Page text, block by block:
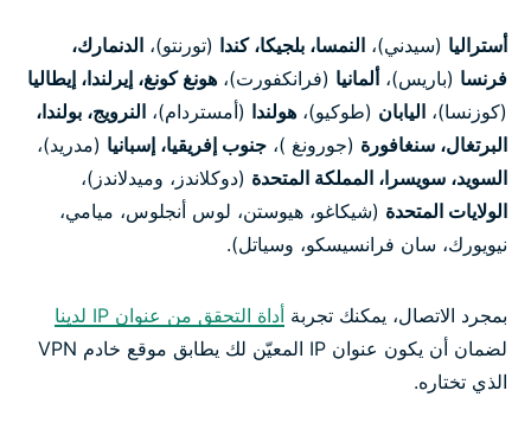
أستراليا (سيدني)، النمسا، بلجيكا، كندا (تورنتو)، الدنمارك،
فرنسا (باريس)، ألمانيا (فرانكفورت)، هونغ كونغ، إيرلندا، إيطاليا
(كوزنسا)، اليابان (طوكيو)، هولندا (أمستردام)، النرويج، بولندا،
البرتغال، سنغافورة (جورونغ )، جنوب إفريقيا، إسبانيا (مدريد)،
السويد، سويسرا، المملكة المتحدة (دوكلاندز، وميدلاندز)،
الولايات المتحدة (شيكاغو، هيوستن، لوس أنجلوس، ميامي،
نيويورك، سان فرانسيسكو، وسياتل).
بمجرد الاتصال، يمكنك تجربة أداة التحقق من عنوان IP لدينا
لضمان أن يكون عنوان IP المعيّن لك يطابق موقع خادم VPN
الذي تختاره.